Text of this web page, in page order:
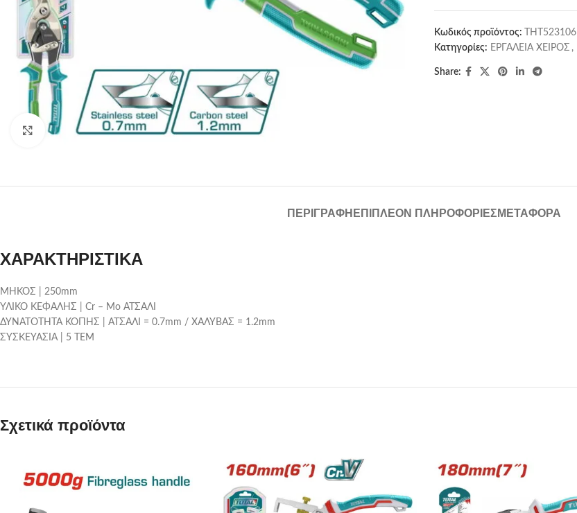
Click to enlarge
Κωδικός προϊόντος:
THT523106
Κατηγορίες: ΕΡΓΑΛΕΙΑ ΧΕΙΡΟΣ ,
Share:
ΠΕΡΙΓΡΑΦΉ ΕΠΙΠΛΈΟΝ ΠΛΗΡΟΦΟΡΊΕΣ ΜΕΤΑΦΟΡΆ
ΧΑΡΑΚΤΗΡΙΣΤΙΚΑ
ΜΗΚΟΣ | 250mm
ΥΛΙΚΟ ΚΕΦΑΛΗΣ | Cr – Mo ΑΤΣΑΛΙ
ΔΥΝΑΤΟΤΗΤΑ ΚΟΠΗΣ | ΑΤΣΑΛΙ = 0.7mm / ΧΑΛΥΒΑΣ = 1.2mm
ΣΥΣΚΕΥΑΣΙΑ | 5 ΤΕΜ
Σχετικά προϊόντα